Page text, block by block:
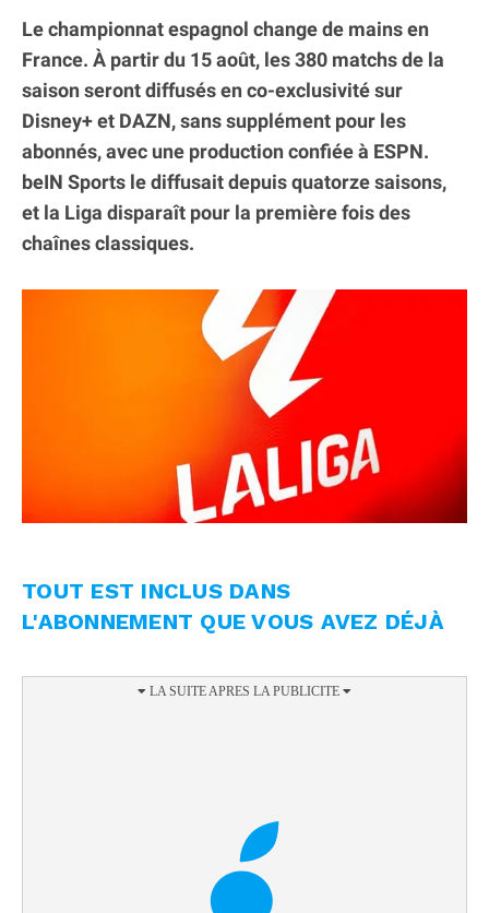
Le championnat espagnol change de mains en
France. À partir du 15 août, les 380 matchs de la
saison seront diffusés en co-exclusivité sur
Disney+ et DAZN, sans supplément pour les
abonnés, avec une production confiée à ESPN.
beIN Sports le diffusait depuis quatorze saisons,
et la Liga disparaît pour la première fois des
chaînes classiques.
TOUT EST INCLUS DANS
L'ABONNEMENT QUE VOUS AVEZ DÉJÀ